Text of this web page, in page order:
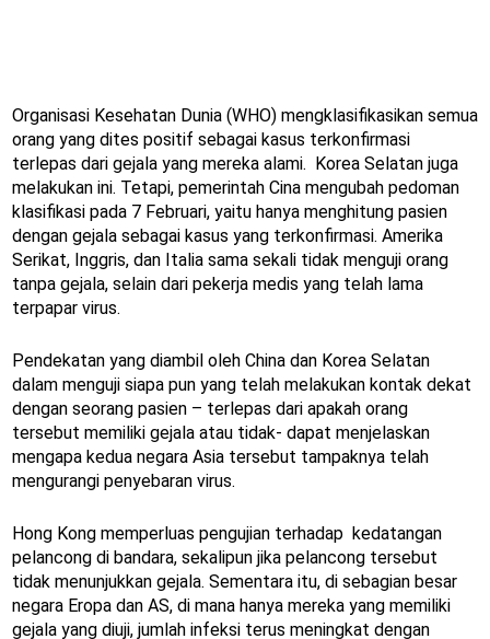
Organisasi Kesehatan Dunia (WHO) mengklasifikasikan semua
orang yang dites positif sebagai kasus terkonfirmasi
terlepas dari gejala yang mereka alami. Korea Selatan juga
melakukan ini. Tetapi, pemerintah Cina mengubah pedoman
klasifikasi pada 7 Februari, yaitu hanya menghitung pasien
dengan gejala sebagai kasus yang terkonfirmasi. Amerika
Serikat, Inggris, dan Italia sama sekali tidak menguji orang
tanpa gejala, selain dari pekerja medis yang telah lama
terpapar virus.
Pendekatan yang diambil oleh China dan Korea Selatan
dalam menguji siapa pun yang telah melakukan kontak dekat
dengan seorang pasien – terlepas dari apakah orang
tersebut memiliki gejala atau tidak- dapat menjelaskan
mengapa kedua negara Asia tersebut tampaknya telah
mengurangi penyebaran virus.
Hong Kong memperluas pengujian terhadap kedatangan
pelancong di bandara, sekalipun jika pelancong tersebut
tidak menunjukkan gejala. Sementara itu, di sebagian besar
negara Eropa dan AS, di mana hanya mereka yang memiliki
gejala yang diuji, jumlah infeksi terus meningkat dengan